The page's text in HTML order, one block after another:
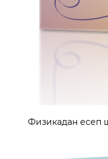
Физикадан есеп